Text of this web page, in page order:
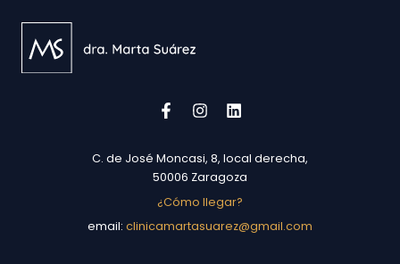
C. de José Moncasi, 8, local derecha,
50006 Zaragoza
¿Cómo llegar?
email: clinicamartasuarez@gmail.com